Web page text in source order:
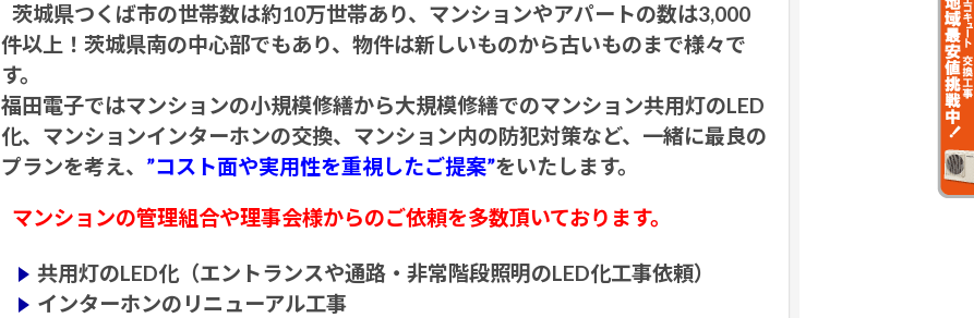
茨城県つくば市の世帯数は約10万世帯あり、マンションやアパートの数は3,000
件以上！茨城県南の中心部でもあり、物件は新しいものから古いものまで様々で
す。
福田電子ではマンションの小規模修繕から大規模修繕でのマンション共用灯のLED
化、マンションインターホンの交換、マンション内の防犯対策など、一緒に最良の
プランを考え、 ”コスト面や実用性を重視したご提案”をいたします。
マンションの管理組合や理事会様からのご依頼を多数頂いております。
共用灯のLED化（エントランスや通路・非常階段照明のLED化工事依頼）
インターホンのリニューアル工事